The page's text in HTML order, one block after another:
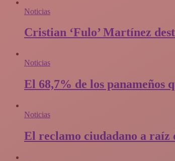
Noticias
Cristian ‘Fulo’ Martínez
Noticias
El 68,7% de los panameños
Noticias
El reclamo ciudadano a raíz